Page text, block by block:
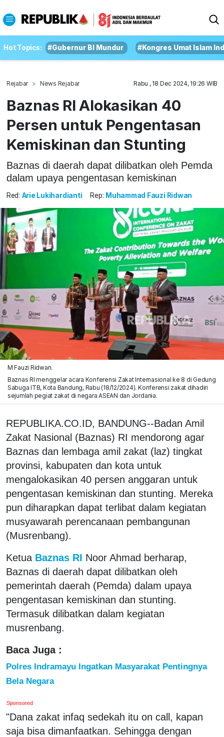
Hot Topics: #Gubernur BI Mundur #Kongres Umat Islam
Rejabar News Rejabar Rabu , 18 Dec 2024, 19:26 WIB
Baznas RI Alokasikan 40
Persen untuk Pengentasan
Kemiskinan dan Stunting
Baznas di daerah dapat dilibatkan oleh Pemda
dalam upaya pengentasan kemiskinan
Red: Arie Lukihardianti Rep: Muhammad Fauzi Ridwan
M Fauzi Ridwan.
Baznas RI menggelar acara Konferensi Zakat Internasional ke 8 di Gedung
Sabuga ITB, Kota Bandung, Rabu (18/12/2024). Konferensi zakat dihadiri
sejumlah pegiat zakat di negara ASEAN dan Jordania.
REPUBLIKA.CO.ID, BANDUNG--Badan Amil
Zakat Nasional (Baznas) RI mendorong agar
Baznas dan lembaga amil zakat (laz) tingkat
provinsi, kabupaten dan kota untuk
mengalokasikan 40 persen anggaran untuk
pengentasan kemiskinan dan stunting. Mereka
pun diharapkan dapat terlibat dalam kegiatan
musyawarah perencanaan pembangunan
(Musrenbang).
Ketua Baznas RI Noor Ahmad berharap,
Baznas di daerah dapat dilibatkan oleh
pemerintah daerah (Pemda) dalam upaya
pengentasan kemiskinan dan stunting.
Termasuk dilibatkan dalam kegiatan
musrenbang.
Baca Juga :
Polres Indramayu Ingatkan Masyarakat Pentingnya
Bela Negara
Sponsored
"Dana zakat infaq sedekah itu on call, kapan
saja bisa dimanfaatkan. Sehingga dengan